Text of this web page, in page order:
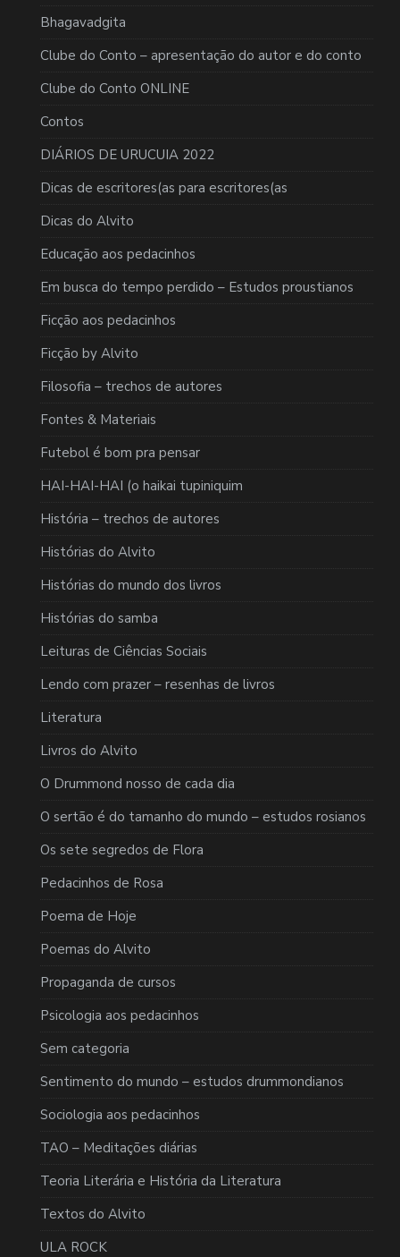
Bhagavadgita
Clube do Conto – apresentação do autor e do conto
Clube do Conto ONLINE
Contos
DIÁRIOS DE URUCUIA 2022
Dicas de escritores(as para escritores(as
Dicas do Alvito
Educação aos pedacinhos
Em busca do tempo perdido – Estudos proustianos
Ficção aos pedacinhos
Ficção by Alvito
Filosofia – trechos de autores
Fontes & Materiais
Futebol é bom pra pensar
HAI-HAI-HAI (o haikai tupiniquim
História – trechos de autores
Histórias do Alvito
Histórias do mundo dos livros
Histórias do samba
Leituras de Ciências Sociais
Lendo com prazer – resenhas de livros
Literatura
Livros do Alvito
O Drummond nosso de cada dia
O sertão é do tamanho do mundo – estudos rosianos
Os sete segredos de Flora
Pedacinhos de Rosa
Poema de Hoje
Poemas do Alvito
Propaganda de cursos
Psicologia aos pedacinhos
Sem categoria
Sentimento do mundo – estudos drummondianos
Sociologia aos pedacinhos
TAO – Meditações diárias
Teoria Literária e História da Literatura
Textos do Alvito
ULA ROCK